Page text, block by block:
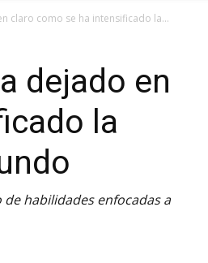
claro como se ha intensificado la...
dejado en
la
habilidades enfocadas a